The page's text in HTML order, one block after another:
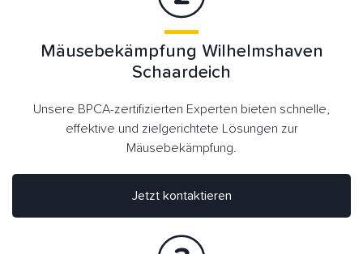
Jetzt kontaktieren
Mäusebekämpfung Wilhelmshaven
Schaardeich
Unsere BPCA-zertifizierten Experten bieten schnelle,
effektive und zielgerichtete Lösungen zur
Mäusebekämpfung.